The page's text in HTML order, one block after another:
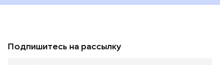
Подпишитесь на рассылку